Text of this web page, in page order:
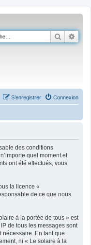
Connexion
S’enregistrer
des conditions
quel moment et
ont été effectués, vous
la licence «
de ce que nous
à la portée de tous » est
de tous les messages sont
nécessaire. En tant que
ni « Le solaire à la